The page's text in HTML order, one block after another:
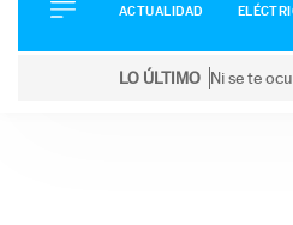
CONDUCIR
ACTUALIDAD
LO ÚLTIMO Ni se te